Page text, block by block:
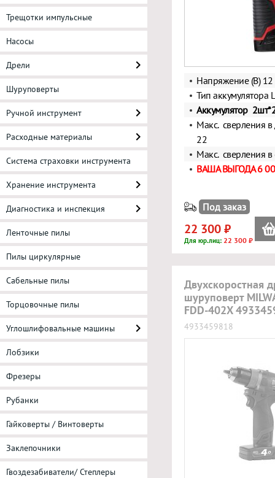
Трещотки импульсные
Насосы
Дрели
Шуруповерты
Ручной инструмент
Расходные материалы
Система страховки инструмента
Хранение инструмента
Диагностика и инспекция
Ленточные пилы
Пилы циркулярные
Сабельные пилы
Торцовочные пилы
Углошлифовальные машины
Лобзики
Фрезеры
Рубанки
Гайковерты / Винтоверты
Заклепочники
Гвоздезабиватели/ Степлеры
Напряжение (В) 12
Тип аккумулятора
Аккумулятор
Макс. сверления в
22
Макс. сверления в
ВАША ВЫГОДА 6
Под заказ
22 300 ₽
Для юр.лиц: 22 300 ₽
Двухскоростная
шуруповерт
FDD-402X
4933459818